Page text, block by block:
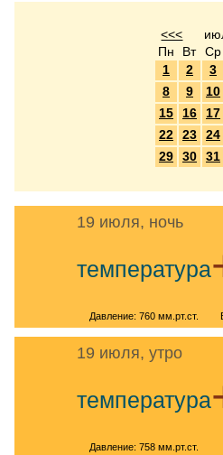
<<<
Пн
Вт Ср
1
2
3
8
9
10
15
16
17
22
23
24
29
30 31
19 июля, ночь
температура
Давление: 760 мм.рт.ст.
19 июля, утро
температура
Давление: 758 мм.рт.ст.